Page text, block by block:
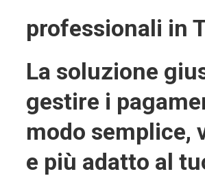
professionali in
La soluzione
gestire i
modo semplice,
e più adatto al